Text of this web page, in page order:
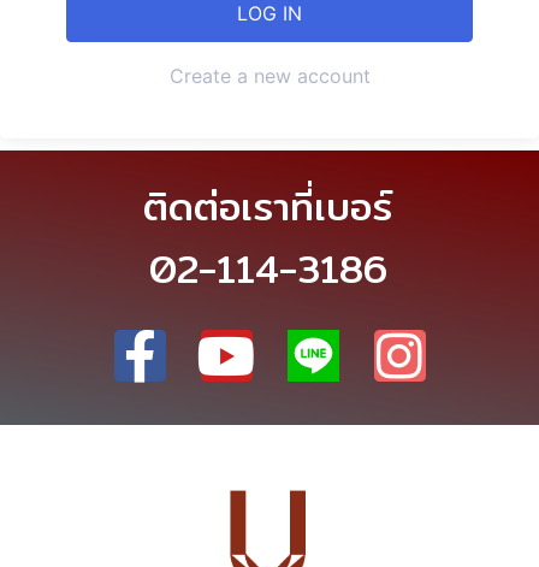
Create a new account
ติดต่อเราที่เบอร์
02-114-3186